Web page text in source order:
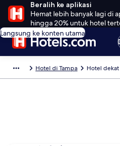
Beralih ke aplikasi
Hemat lebih banyak lagi di
hingga 20% untuk hotel
Langsung ke konten utama
Hotel di Tampa Hotel